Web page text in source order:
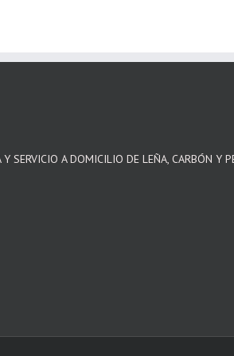
Y SERVICIO A DOMICILIO DE LEÑA, CARBÓN Y